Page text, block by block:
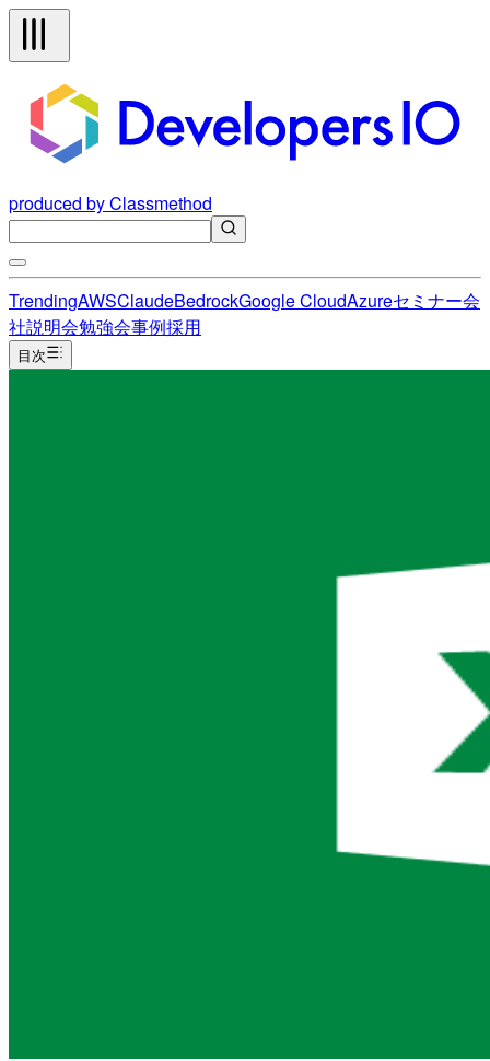
produced by Classmethod
TrendingAWSClaudeBedrockGoogle CloudAzureセミナー会
社説明会勉強会事例採用
目次